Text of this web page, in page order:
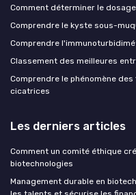
Comment déterminer le
Comprendre le kyste sous-
Comprendre
Classement des meilleures
Comprendre le phénomène
cicatrices
Les derniers articles
Comment un comité éthique
biotechnologies
Management durable en